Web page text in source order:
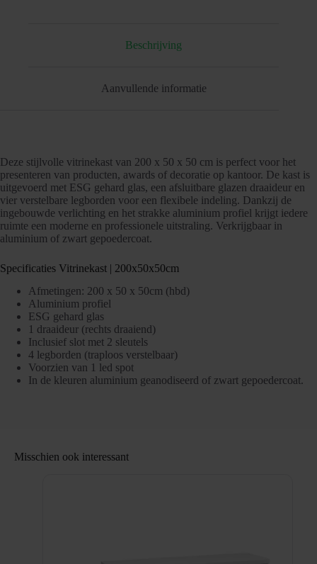
Beschrijving
Aanvullende informatie
Deze stijlvolle vitrinekast van 200 x 50 x 50 cm is perfect voor het
presenteren van producten, awards of decoratie op kantoor. De kast is
uitgevoerd met ESG gehard glas, een afsluitbare glazen draaideur en
vier verstelbare legborden voor een flexibele indeling. Dankzij de
ingebouwde verlichting en het strakke aluminium profiel krijgt iedere
ruimte een moderne en professionele uitstraling. Verkrijgbaar in
aluminium of zwart gepoedercoat.
Specificaties Vitrinekast | 200x50x50cm
Afmetingen: 200 x 50 x 50cm (hbd)
Aluminium profiel
ESG gehard glas
1 draaideur (rechts draaiend)
Inclusief slot met 2 sleutels
4 legborden (traploos verstelbaar)
Voorzien van 1 led spot
In de kleuren aluminium geanodiseerd of zwart gepoedercoat.
Misschien ook interessant